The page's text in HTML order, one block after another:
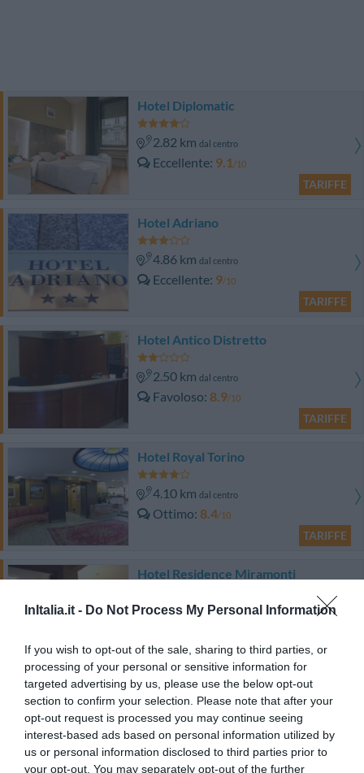
InItalia.it - Do Not Process My Personal Information
If you wish to opt-out of the sale, sharing to third parties, or
processing of your personal or sensitive information for
targeted advertising by us, please use the below opt-out
section to confirm your selection. Please note that after your
opt-out request is processed you may continue seeing
interest-based ads based on personal information utilized by
us or personal information disclosed to third parties prior to
your opt-out. You may separately opt-out of the further
Hotel Diplomatic
2.82 km dal centro
Eccellente 9.1/10
TARIFFE
Hotel Adriano
4.86 km dal centro
Eccellente 9/10
TARIFFE
Hotel Antico Distretto
2.50 km dal centro
Favoloso 8.9/10
TARIFFE
Hotel Royal Torino
4.10 km dal centro
Ottimo 8.4/10
TARIFFE
Hotel Residence Miramonti
3.62 kmdal centro
TARIFFE
Art Hotel Olympic
3.94 km dal centro
Favoloso 8.7/10
TARIFFE